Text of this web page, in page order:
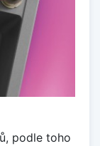
podle toho